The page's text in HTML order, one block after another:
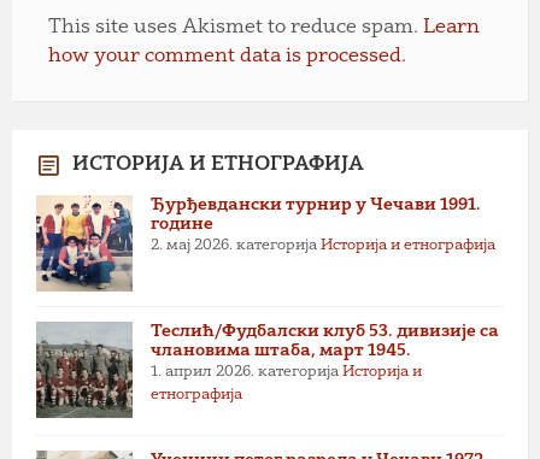
This site uses Akismet to reduce spam. Learn
how your comment data is processed.
ИСТОРИЈА И ЕТНОГРАФИЈА
Ђурђевдански турнир у Чечави 1991.
године
2. мај 2026. категорија Историја и етнографија
Теслић/Фудбалски клуб 53. дивизије са
члановима штаба, март 1945.
1. април 2026. категорија Историја и
етнографија